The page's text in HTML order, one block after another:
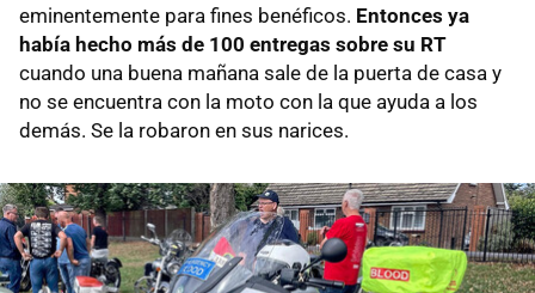
eminentemente para fines benéficos. Entonces ya
había hecho más de 100 entregas sobre su RT
cuando una buena mañana sale de la puerta de casa y
no se encuentra con la moto con la que ayuda a los
demás. Se la robaron en sus narices.